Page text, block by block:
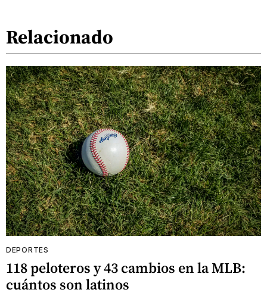
Relacionado
DEPORTES
118 peloteros y 43 cambios en la MLB:
cuántos son latinos